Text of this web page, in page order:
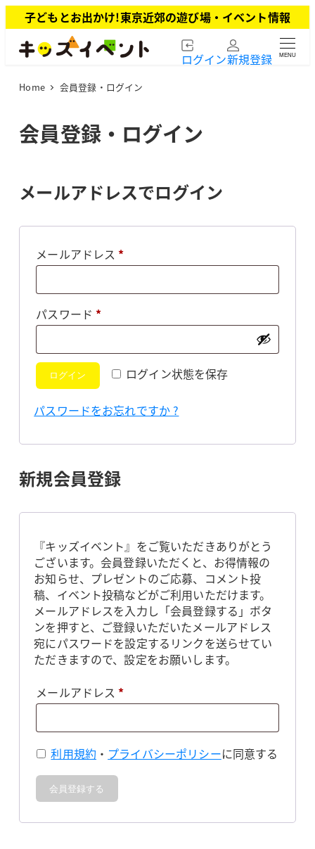
イ
子どもとお出かけ!東京近郊の遊び場・イベント情報
ログイン新規登録 MENU
Home 会員登録・ログイン
会員登録・ログイン
メールアドレスでログイン
メールアドレス *必
パスワード *必
ログイン状態を保存
ログイン
パスワードをお忘れですか ?
新規会員登録
『キッズイベント』をご覧いただきありがとう
ございます。会員登録いただくと、お得情報の
お知らせ、プレゼントのご応募、コメント投
稿、イベント投稿などがご利用いただけます。
メールアドレスを入力し「会員登録する」ボタ
ンを押すと、ご登録いただいたメールアドレス
宛にパスワードを設定するリンクを送らせてい
ただきますので、設定をお願いします。
メールアドレス *必
利用規約 ・ プライバシーポリシーに同意する
会員登録する